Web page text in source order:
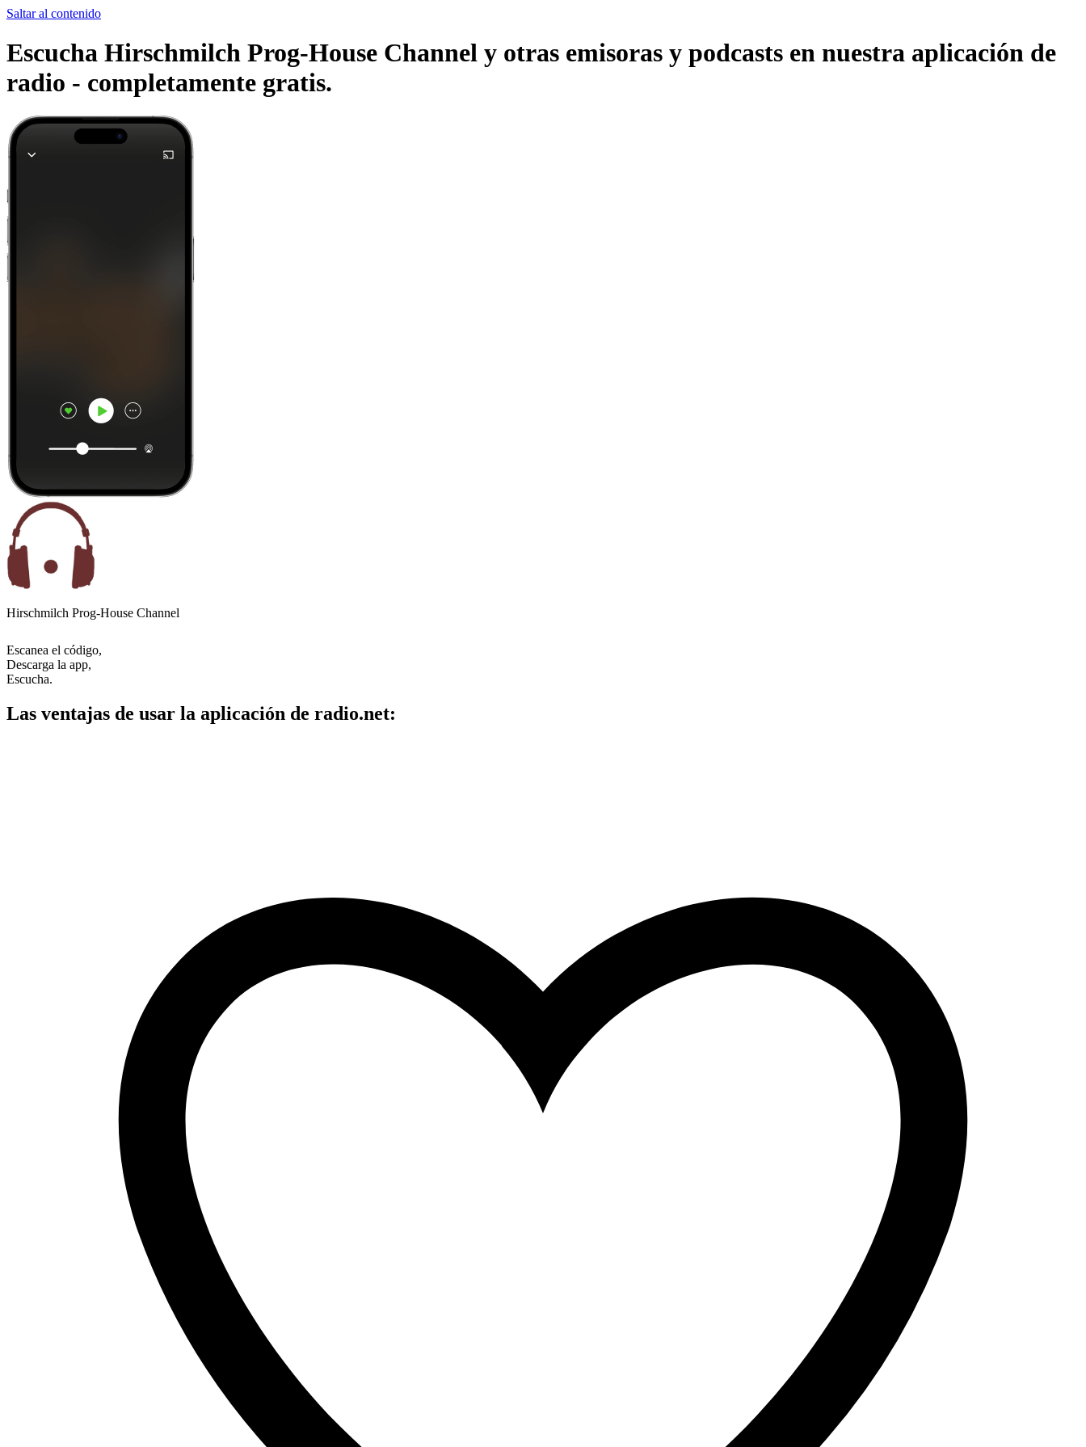
Saltar al contenido
Escucha Hirschmilch Prog-House Channel y otras emisoras y podcasts en nuestra aplicación de
radio - completamente gratis.
Hirschmilch Prog-House Channel
Escanea el código,
Descarga la app,
Escucha.
Las ventajas de usar la aplicación de radio.net: